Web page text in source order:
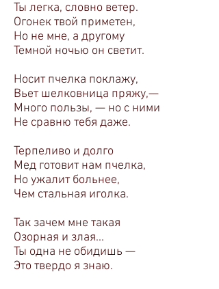
Ты легка, словно ветер.
Огонек твой приметен,
Но не мне, а другому
Темной ночью он светит.
Носит пчелка поклажу,
Вьет шелковница пряжу,—
Много пользы, — но с ними
Не сравню тебя даже.
Терпеливо и долго
Мед готовит нам пчелка,
Но ужалит больнее,
Чем стальная иголка.
Так зачем мне такая
Озорная и злая...
Ты одна не обидишь —
Это твердо я знаю.